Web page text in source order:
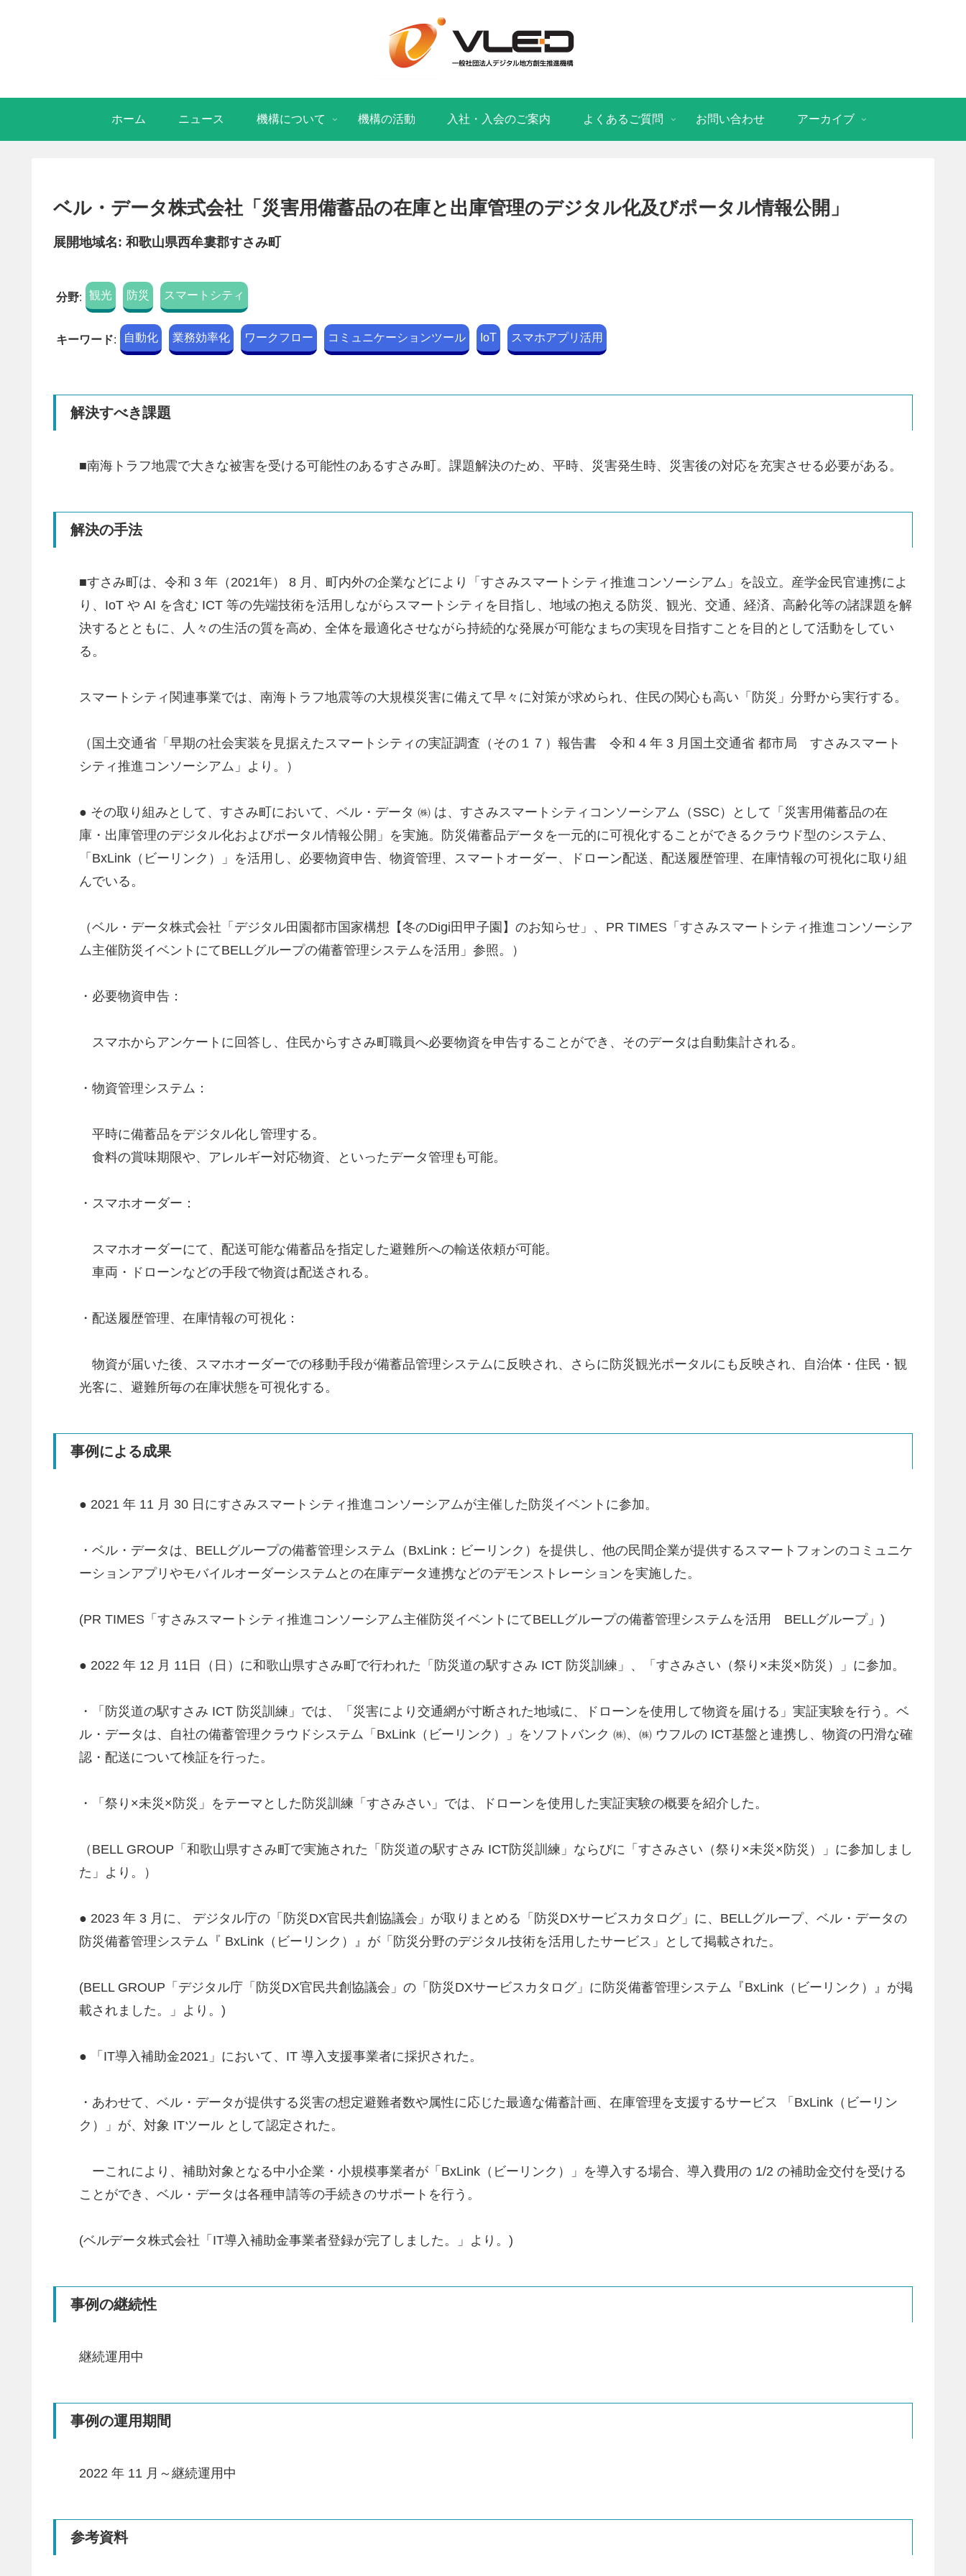
ホーム ニュース 機構について 機構の活動 入社・入会のご案内 よくあるご質問 お問い合わせ アーカイブ
ベル・データ株式会社「災害用備蓄品の在庫と出庫管理のデジタル化及びポータル情報公開」
展開地域名: 和歌山県西牟婁郡すさみ町
分野: 観光 防災 スマートシティ
キーワード: 自動化 業務効率化 ワークフロー コミュニケーションツール IoT スマホアプリ活用
解決すべき課題
■南海トラフ地震で大きな被害を受ける可能性のあるすさみ町。課題解決のため、平時、災害発生時、災害後の対応を充実させる必要がある。
解決の手法
■すさみ町は、令和 3 年（2021年） 8 月、町内外の企業などにより「すさみスマートシティ推進コンソーシアム」を設立。産学金民官連携によ
り、IoT や AI を含む ICT 等の先端技術を活用しながらスマートシティを目指し、地域の抱える防災、観光、交通、経済、高齢化等の諸課題を解
決するとともに、人々の生活の質を高め、全体を最適化させながら持続的な発展が可能なまちの実現を目指すことを目的として活動をしてい
る。
スマートシティ関連事業では、南海トラフ地震等の大規模災害に備えて早々に対策が求められ、住民の関心も高い「防災」分野から実行する。
（国土交通省「早期の社会実装を見据えたスマートシティの実証調査（その１７）報告書 令和 4 年 3 月国土交通省 都市局 すさみスマート
シティ推進コンソーシアム」より。）
● その取り組みとして、すさみ町において、ベル・データ ㈱ は、すさみスマートシティコンソーシアム（SSC）として「災害用備蓄品の在
庫・出庫管理のデジタル化およびポータル情報公開」を実施。防災備蓄品データを一元的に可視化することができるクラウド型のシステム、
「BxLink（ビーリンク）」を活用し、必要物資申告、物資管理、スマートオーダー、ドローン配送、配送履歴管理、在庫情報の可視化に取り組
んでいる。
（ベル・データ株式会社「デジタル田園都市国家構想【冬のDigi田甲子園】のお知らせ」、PR TIMES「すさみスマートシティ推進コンソーシア
ム主催防災イベントにてBELLグループの備蓄管理システムを活用」参照。）
・必要物資申告：
スマホからアンケートに回答し、住民からすさみ町職員へ必要物資を申告することができ、そのデータは自動集計される。
・物資管理システム：
平時に備蓄品をデジタル化し管理する。
食料の賞味期限や、アレルギー対応物資、といったデータ管理も可能。
・スマホオーダー：
スマホオーダーにて、配送可能な備蓄品を指定した避難所への輸送依頼が可能。
車両・ドローンなどの手段で物資は配送される。
・配送履歴管理、在庫情報の可視化：
物資が届いた後、スマホオーダーでの移動手段が備蓄品管理システムに反映され、さらに防災観光ポータルにも反映され、自治体・住民・観
光客に、避難所毎の在庫状態を可視化する。
事例による成果
● 2021 年 11 月 30 日にすさみスマートシティ推進コンソーシアムが主催した防災イベントに参加。
・ベル・データは、BELLグループの備蓄管理システム（BxLink：ビーリンク）を提供し、他の民間企業が提供するスマートフォンのコミュニケ
ーションアプリやモバイルオーダーシステムとの在庫データ連携などのデモンストレーションを実施した。
(PR TIMES「すさみスマートシティ推進コンソーシアム主催防災イベントにてBELLグループの備蓄管理システムを活用 BELLグループ」)
● 2022 年 12 月 11日（日）に和歌山県すさみ町で行われた「防災道の駅すさみ ICT 防災訓練」、「すさみさい（祭り×未災×防災）」に参加。
・「防災道の駅すさみ ICT 防災訓練」では、「災害により交通網が寸断された地域に、ドローンを使用して物資を届ける」実証実験を行う。ベ
ル・データは、自社の備蓄管理クラウドシステム「BxLink（ビーリンク）」をソフトバンク ㈱、㈱ ウフルの ICT基盤と連携し、物資の円滑な確
認・配送について検証を行った。
・「祭り×未災×防災」をテーマとした防災訓練「すさみさい」では、ドローンを使用した実証実験の概要を紹介した。
（BELL GROUP「和歌山県すさみ町で実施された「防災道の駅すさみ ICT防災訓練」ならびに「すさみさい（祭り×未災×防災）」に参加しまし
た」より。）
● 2023 年 3 月に、 デジタル庁の「防災DX官民共創協議会」が取りまとめる「防災DXサービスカタログ」に、BELLグループ、ベル・データの
防災備蓄管理システム『 BxLink（ビーリンク）』が「防災分野のデジタル技術を活用したサービス」として掲載された。
(BELL GROUP「デジタル庁「防災DX官民共創協議会」の「防災DXサービスカタログ」に防災備蓄管理システム『BxLink（ビーリンク）』が掲
載されました。」より。)
● 「IT導入補助金2021」において、IT 導入支援事業者に採択された。
・あわせて、ベル・データが提供する災害の想定避難者数や属性に応じた最適な備蓄計画、在庫管理を支援するサービス 「BxLink（ビーリン
ク）」が、対象 ITツール として認定された。
ーこれにより、補助対象となる中小企業・小規模事業者が「BxLink（ビーリンク）」を導入する場合、導入費用の 1/2 の補助金交付を受ける
ことができ、ベル・データは各種申請等の手続きのサポートを行う。
(ベルデータ株式会社「IT導入補助金事業者登録が完了しました。」より。)
事例の継続性
継続運用中
事例の運用期間
2022 年 11 月～継続運用中
参考資料